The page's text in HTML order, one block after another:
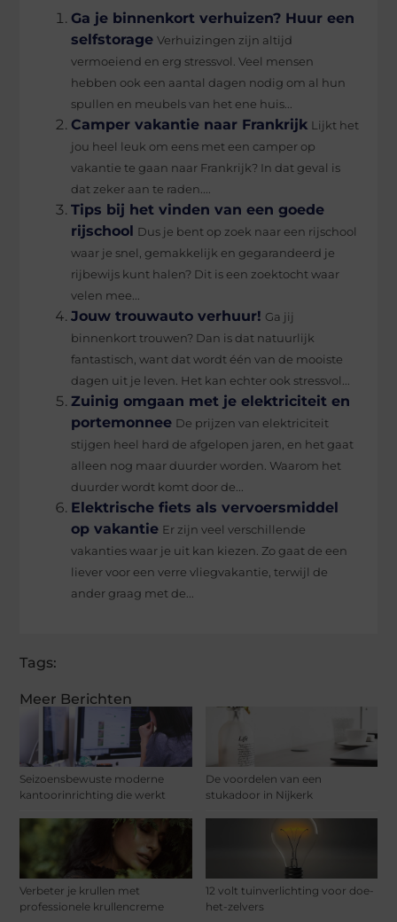
Meer Berichten
Seizoensbewuste moderne
kantoorinrichting die werkt
De voordelen van een
stukadoor in Nijkerk
Verbeter je krullen met
professionele krullencreme
12 volt tuinverlichting voor doe-
het-zelvers
Ga je binnenkort verhuizen? Huur een
selfstorage Verhuizingen zijn altijd
vermoeiend en erg stressvol. Veel mensen
hebben ook een aantal dagen nodig om al hun
spullen en meubels van het ene huis...
Camper vakantie naar Frankrijk Lijkt het
jou heel leuk om eens met een camper op
vakantie te gaan naar Frankrijk? In dat geval is
dat zeker aan te raden....
Tips bij het vinden van een goede
rijschool Dus je bent op zoek naar een rijschool
waar je snel, gemakkelijk en gegarandeerd je
rijbewijs kunt halen? Dit is een zoektocht waar
velen mee...
Jouw trouwauto verhuur! Ga jij
binnenkort trouwen? Dan is dat natuurlijk
fantastisch, want dat wordt één van de mooiste
dagen uit je leven. Het kan echter ook stressvol...
Zuinig omgaan met je elektriciteit en
portemonnee De prijzen van elektriciteit
stijgen heel hard de afgelopen jaren, en het gaat
alleen nog maar duurder worden. Waarom het
duurder wordt komt door de...
Elektrische fiets als vervoersmiddel
op vakantie Er zijn veel verschillende
vakanties waar je uit kan kiezen. Zo gaat de een
liever voor een verre vliegvakantie, terwijl de
ander graag met de...
Tags: